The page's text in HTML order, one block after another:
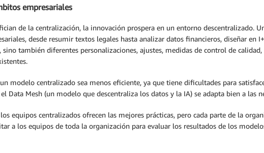
empresariales
de la centralización, la innovación prospera en un entorno descentralizado.
desde resumir textos legales hasta analizar datos financieros, diseñar en
también diferentes personalizaciones, ajustes, medidas de control de
modelo centralizado sea menos eficiente, ya que tiene dificultades para
Data Mesh (un modelo que descentraliza los datos y la IA) se adapta bien a las
equipos centralizados ofrecen las mejores prácticas, pero cada parte de la
a los equipos de toda la organización para evaluar los resultados de los